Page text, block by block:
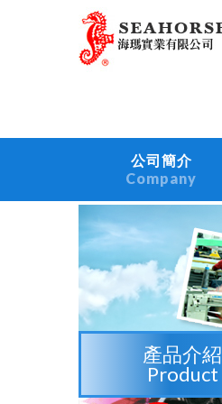
公司簡介
Company
產品介紹
Product